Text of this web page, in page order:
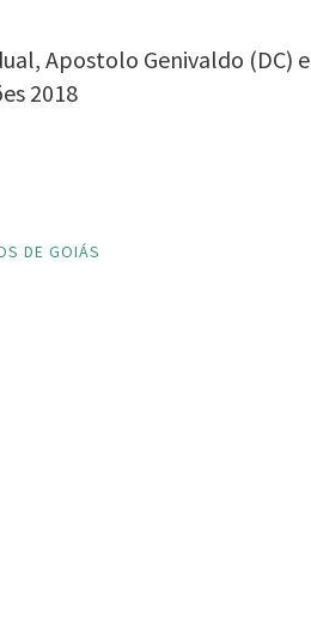
Apostolo Genivaldo (DC)
2018
DE GOIÁS